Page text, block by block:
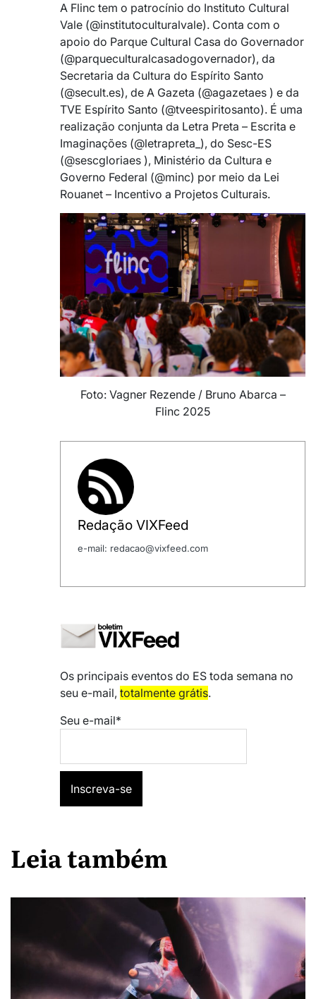
A Flinc tem o patrocínio do Instituto Cultural
Vale (@‌institutoculturalvale). Conta com o
apoio do Parque Cultural Casa do Governador
(@‌parqueculturalcasadogovernador), da
Secretaria da Cultura do Espírito Santo
(@‌secult.es), de A Gazeta (@agazetaes ) e da
TVE Espírito Santo (@tveespiritosanto). É uma
realização conjunta da Letra Preta – Escrita e
Imaginações (@‌letrapreta_), do Sesc-ES
(@sescgloriaes ), Ministério da Cultura e
Governo Federal (@‌minc) por meio da Lei
Rouanet – Incentivo a Projetos Culturais.
Foto: Vagner Rezende / Bruno Abarca –
Flinc 2025
Redação VIXFeed
e-mail: redacao@vixfeed.com
Os principais eventos do ES toda semana no
seu e-mail, totalmente grátis.
Seu e-mail*
Leia também